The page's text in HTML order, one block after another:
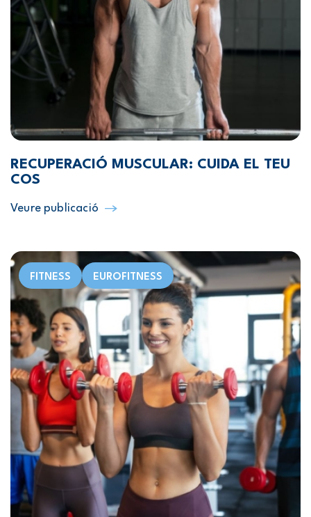
RECUPERACIÓ MUSCULAR: CUIDA EL TEU
COS
Veure publicació
FITNESS EUROFITNESS